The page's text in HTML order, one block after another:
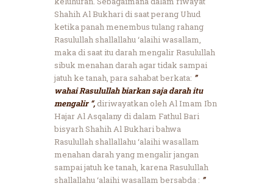
Shahih Al Bukhari di saat perang Uhud
ketika panah menembus tulang rahang
Rasulullah shallallahu ‘alaihi wasallam,
maka di saat itu darah mengalir Rasulullah
sibuk menahan darah agar tidak sampai
jatuh ke tanah, para sahabat berkata: ”
wahai Rasulullah biarkan saja darah itu
mengalir “,diriwayatkan oleh Al Imam Ibn
Hajar Al Asqalany di dalam Fathul Bari
bisyarh Shahih Al Bukhari bahwa
Rasulullah shallallahu ‘alaihi wasallam
menahan darah yang mengalir jangan
sampai jatuh ke tanah, karena Rasulullah
shallallahu ‘alaihi wasallam bersabda : ”